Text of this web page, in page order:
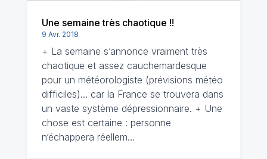
Une semaine très chaotique !!
9 Avr. 2018
+ La semaine s’annonce vraiment très
chaotique et assez cauchemardesque
pour un météorologiste (prévisions météo
difficiles)... car la France se trouvera dans
un vaste système dépressionnaire. + Une
chose est certaine : personne
n‘échappera réellem…